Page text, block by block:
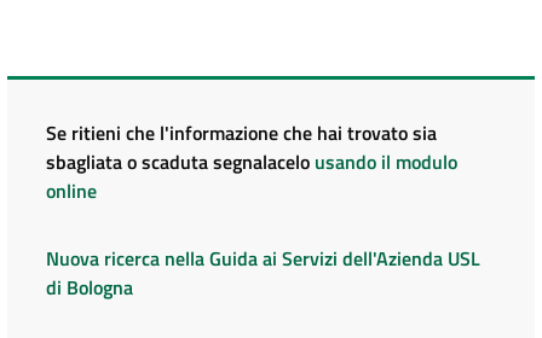
Se ritieni che l'informazione che hai trovato sia
sbagliata o scaduta segnalacelo usando il modulo
online
Nuova ricerca nella Guida ai Servizi dell'Azienda USL
di Bologna